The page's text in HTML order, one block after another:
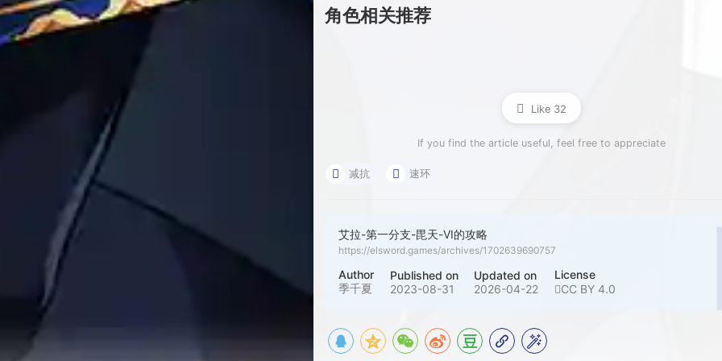
角色相关推荐
Like 32
If you find the article useful, feel free to appreciate
减抗 速环
艾拉-第一分支-毘天-VI的攻略
https://elsword.games/archives/1702639690757
Author
季千夏
Published on
2023-08-31
Updated on
2026-04-22
License
CC BY 4.0